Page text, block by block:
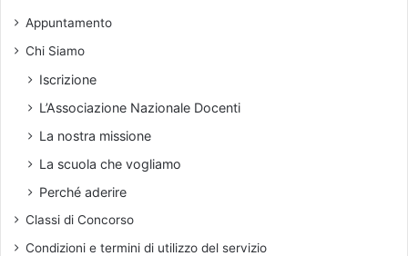
o Appuntamento
Chi Siamo
Iscrizione
L’Associazione Nazionale Docenti
La nostra missione
La scuola che vogliamo
Perché aderire
Classi di Concorso
Condizioni e termini di utilizzo del servizio